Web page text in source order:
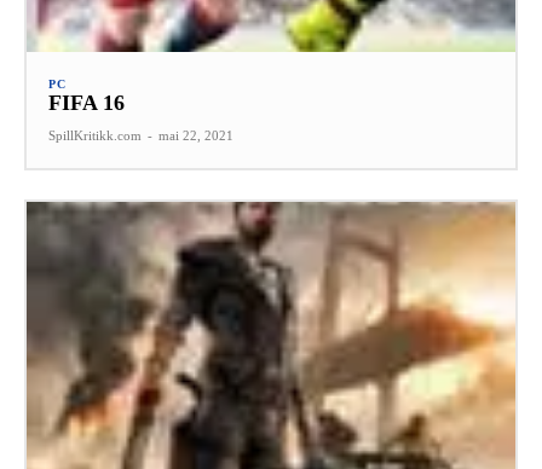
PC
FIFA 16
SpillKritikk.com - mai 22, 2021